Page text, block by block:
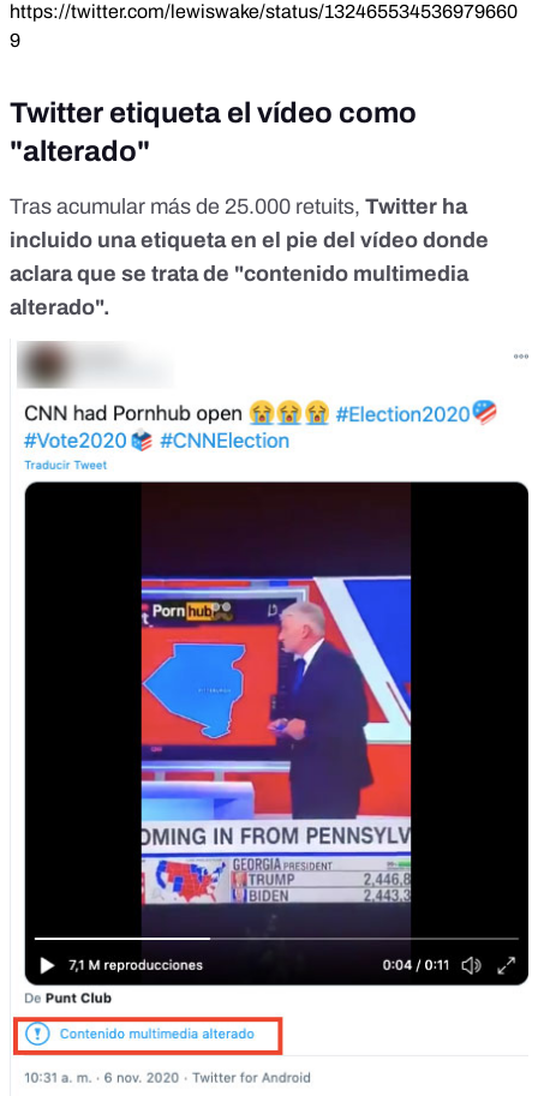
https://twitter.com/lewiswake/status/132465534536979660
9
Twitter etiqueta el vídeo como
"alterado"
Tras acumular más de 25.000 retuits, Twitter ha
incluido una etiqueta en el pie del vídeo donde
aclara que se trata de "contenido multimedia
alterado".